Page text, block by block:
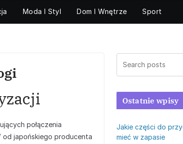
Moda I Styl Dom I Wnętrze Sport
połączenia
od japońskiego producenta
Ostatnie wpisy
Jakie części do
mieć w zapasie